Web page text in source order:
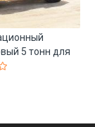
5 тонн для
25-